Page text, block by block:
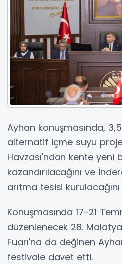
Ayhan konuşmasında,
alternatif içme suyu
Havzası'ndan kente yeni
kazandırılacağını ve
arıtma tesisi kurulacağını
Konuşmasında 17-21
düzenlenecek 28. Malatya
Fuarı'na da değinen
festivale davet etti.